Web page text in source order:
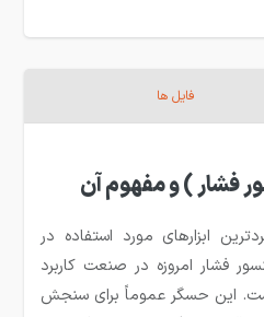
فایل ها
فشار ) و مفهوم آن
ابزارهای مورد استفاده در
فشار امروزه در صنعت کاربرد
این حسگر عموماً برای سنجش